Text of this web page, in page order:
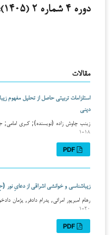
دوره ۴ شماره ۲ (۱۴۰۵): تابستان ۱۴۰۵
مقالات
استلزامات تربیتی حاصل از تحلیل مفهوم
دینی
زینب چاوش زاده (نویسنده); کبری امامی;
۱-۱۸
زیباشناسی و خوانشی اشراقی از دعایِ
رهام امیرپور امرائی, پدرام دادفر, پژمان
۱-۲۰